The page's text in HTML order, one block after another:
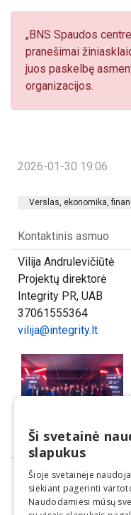
„BNS Spaudos
pranešimai
juos paskelbę
organizacijos.
2026-01-30 19:06
Verslas, ekonomika,
Kontaktinis asmuo
Vilija Andrulevičiūtė
Projektų direktorė
Integrity PR, UAB
37061555364
vilija@integrity.lt
Dalintis
Ši svetainė
slapukus
Šioje svetainėje
siekiant pagerinti
Naudodamiesi mūsų